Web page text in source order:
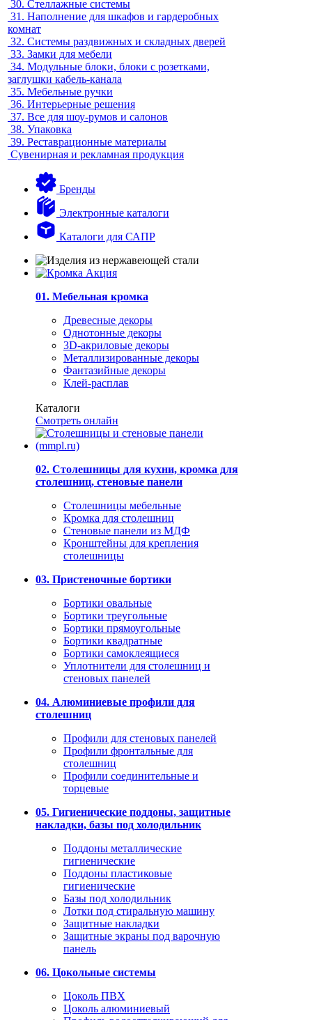
30. Стеллажные системы
31. Наполнение для шкафов и гардеробных
комнат
32. Системы раздвижных и складных дверей
33. Замки для мебели
34. Модульные блоки, блоки с розетками,
заглушки кабель-канала
35. Мебельные ручки
36. Интерьерные решения
37. Все для шоу-румов и салонов
38. Упаковка
39. Реставрационные материалы
Сувенирная и рекламная продукция
Бренды
Электронные каталоги
Каталоги для САПР
01. Мебельная кромка
Древесные декоры
Однотонные декоры
3D-акриловые декоры
Металлизированные декоры
Фантазийные декоры
Клей-расплав
Каталоги
Смотреть онлайн
02. Столешницы для кухни, кромка для
столешниц, стеновые панели
Столешницы мебельные
Кромка для столешниц
Стеновые панели из МДФ
Кронштейны для крепления
столешницы
03. Пристеночные бортики
Бортики овальные
Бортики треугольные
Бортики прямоугольные
Бортики квадратные
Бортики самоклеящиеся
Уплотнители для столешниц и
стеновых панелей
04. Алюминиевые профили для
столешниц
Профили для стеновых панелей
Профили фронтальные для
столешниц
Профили соединительные и
торцевые
05. Гигиенические поддоны, защитные
накладки, базы под холодильник
Поддоны металлические
гигиенические
Поддоны пластиковые
гигиенические
Базы под холодильник
Лотки под стиральную машину
Защитные накладки
Защитные экраны под варочную
панель
06. Цокольные системы
Цоколь ПВХ
Цоколь алюминиевый